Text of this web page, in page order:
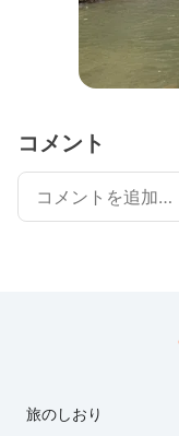
コメント
旅のしおり